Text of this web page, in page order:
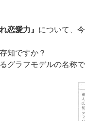
恋愛力』 について、
知ですか？
グラフモデルの名称